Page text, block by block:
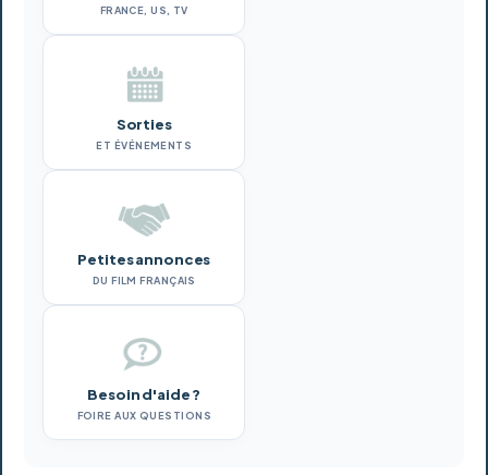
FRANCE, US, TV
Sorties
ET ÉVÉNEMENTS
Petites annonces
DU FILM FRANÇAIS
Besoin d'aide ?
FOIRE AUX QUESTIONS